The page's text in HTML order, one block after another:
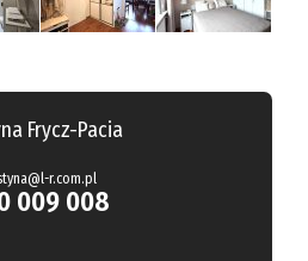
Notatnik
Frycz-Pacia
r.com.pl
009 008